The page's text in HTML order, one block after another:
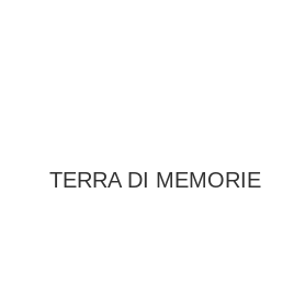
TERRA DI MEMORIE